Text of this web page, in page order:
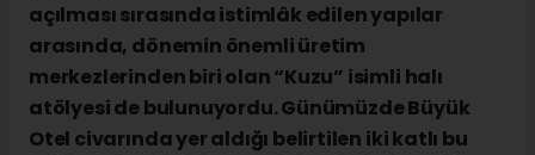
açılması sırasında istimlâk edilen yapılar
arasında, dönemin önemli üretim
merkezlerinden biri olan “Kuzu” isimli halı
atölyesi de bulunuyordu. Günümüzde Büyük
Otel civarında yer aldığı belirtilen iki katlı bu